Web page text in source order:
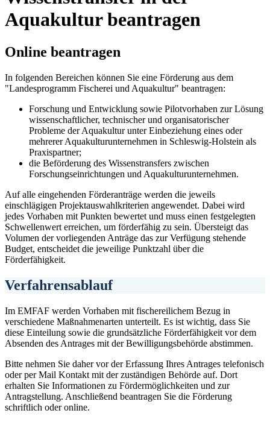
Aquakultur beantragen
Online beantragen
In folgenden Bereichen können Sie eine Förderung aus dem
"Landesprogramm Fischerei und Aquakultur" beantragen:
Forschung und Entwicklung sowie Pilotvorhaben zur Lösung
wissenschaftlicher, technischer und organisatorischer
Probleme der Aquakultur unter Einbeziehung eines oder
mehrerer Aquakulturunternehmen in Schleswig-Holstein als
Praxispartner;
die Beförderung des Wissenstransfers zwischen
Forschungseinrichtungen und Aquakulturunternehmen.
Auf alle eingehenden Förderanträge werden die jeweils
einschlägigen Projektauswahlkriterien angewendet. Dabei wird
jedes Vorhaben mit Punkten bewertet und muss einen festgelegten
Schwellenwert erreichen, um förderfähig zu sein. Übersteigt das
Volumen der vorliegenden Anträge das zur Verfügung stehende
Budget, entscheidet die jeweilige Punktzahl über die
Förderfähigkeit.
Verfahrensablauf
Im EMFAF werden Vorhaben mit fischereilichem Bezug in
verschiedene Maßnahmenarten unterteilt. Es ist wichtig, dass Sie
diese Einteilung sowie die grundsätzliche Förderfähigkeit vor dem
Absenden des Antrages mit der Bewilligungsbehörde abstimmen.
Bitte nehmen Sie daher vor der Erfassung Ihres Antrages telefonisch
oder per Mail Kontakt mit der zuständigen Behörde auf. Dort
erhalten Sie Informationen zu Fördermöglichkeiten und zur
Antragstellung. Anschließend beantragen Sie die Förderung
schriftlich oder online.